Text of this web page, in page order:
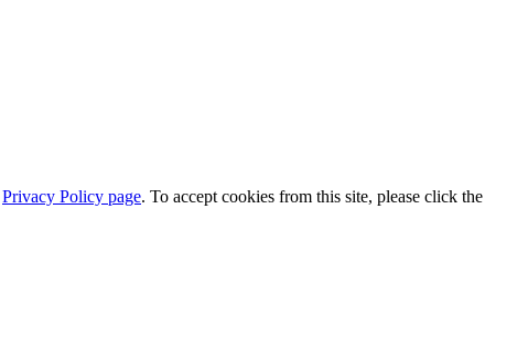
Privacy Policy page. To accept cookies from this site, please click the